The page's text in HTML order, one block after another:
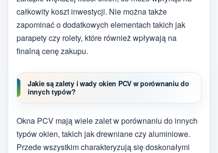
całkowity koszt inwestycji. Nie można także
zapominać o dodatkowych elementach takich jak
parapety czy rolety, które również wpływają na
finalną cenę zakupu.
Jakie są zalety i wady okien PCV w porównaniu do
innych typów?
Okna PCV mają wiele zalet w porównaniu do innych
typów okien, takich jak drewniane czy aluminiowe.
Przede wszystkim charakteryzują się doskonałymi